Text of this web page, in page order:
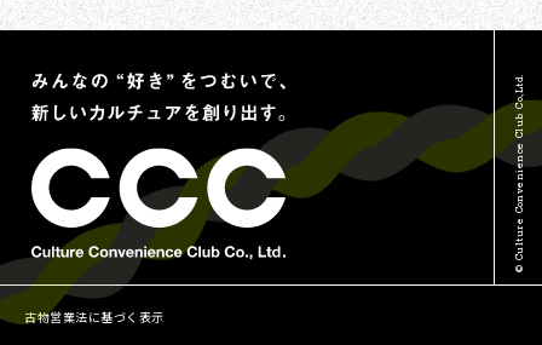
その他のお問い合わせ
蔦屋書店について
© Culture Convenience Club Co.,Ltd.
古物営業法に基づく表示